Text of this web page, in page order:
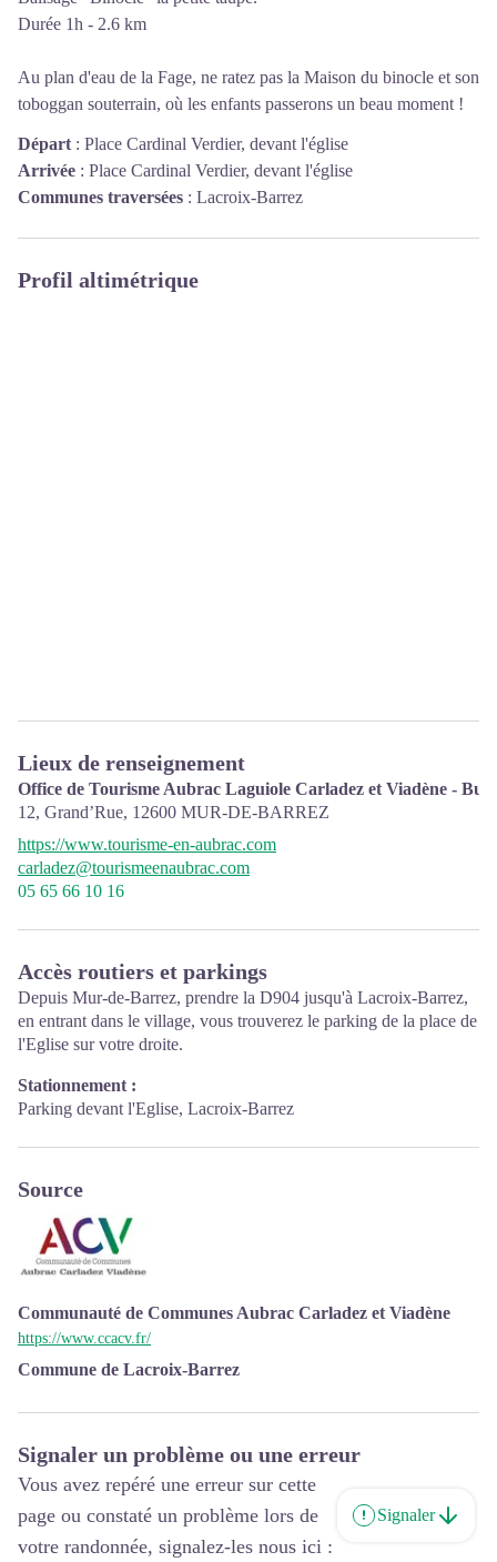
Durée 1h - 2.6 km
Au plan d'eau de la Fage, ne ratez pas la Maison du binocle et son
toboggan souterrain, où les enfants passerons un beau moment !
Départ : Place Cardinal Verdier, devant l'église
Arrivée : Place Cardinal Verdier, devant l'église
Communes traversées : Lacroix-Barrez
Profil altimétrique
Lieux de renseignement
Office de Tourisme Aubrac Laguiole Carladez et Viadène -
12, Grand’Rue, 12600 MUR-DE-BARREZ
https://www.tourisme-en-aubrac.com
carladez@tourismeenaubrac.com
05 65 66 10 16
Accès routiers et parkings
Depuis Mur-de-Barrez, prendre la D904 jusqu'à Lacroix-Barrez,
en entrant dans le village, vous trouverez le parking de la place de
l'Eglise sur votre droite.
Stationnement :
Parking devant l'Eglise, Lacroix-Barrez
Source
Communauté de Communes Aubrac Carladez et Viadène
https://www.ccacv.fr/
Commune de Lacroix-Barrez
Signaler un problème ou une erreur
Vous avez repéré une erreur sur cette
page ou constaté un problème lors de
votre randonnée, signalez-les nous ici :
Signaler